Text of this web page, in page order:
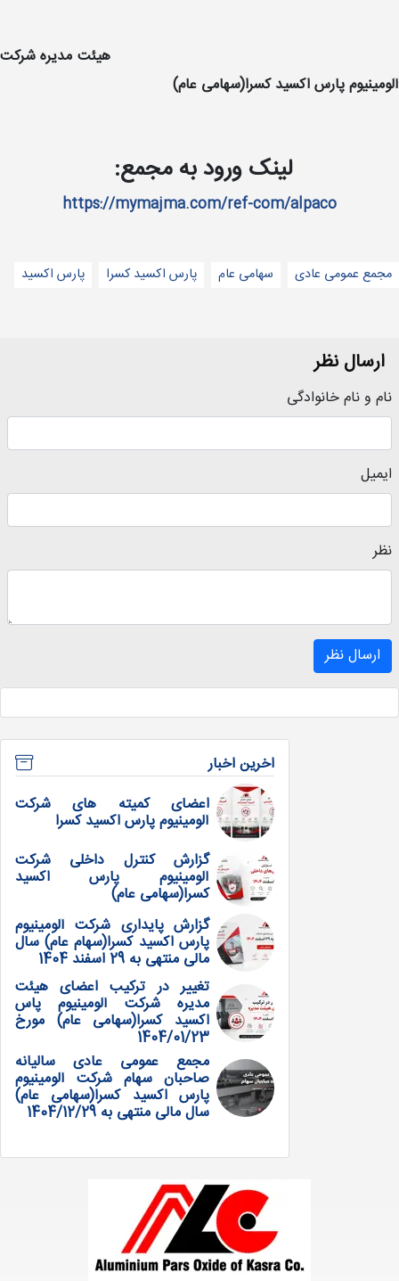
هیئت مدیره شرکت
آلومینیوم پارس اکسید کسرا(سهامی عام)
لینک ورود به مجمع:
https://mymajma.com/ref-com/alpaco
مجمع عمومی عادی سهامی عام پارس اکسید کسرا پارس اکسید
ارسال نظر
نام و نام خانوادگی
ایمیل
نظر
ارسال نظر
اخرین اخبار
اعضای کمیته های شرکت
آلومینیوم پارس اکسید کسرا
گزارش کنترل داخلی شرکت
آلومینیوم پارس اکسید
کسرا(سهامی عام)
گزارش پایداری شرکت آلومینیوم
پارس اکسید کسرا(سهام عام) سال
مالی منتهی به 29 اسفند 1404
تغییر در ترکیب اعضای هیئت
مدیره شرکت آلومینیوم پاس
اکسید کسرا(سهامی عام) مورخ
1404/01/23
مجمع عمومی عادی سالیانه
صاحبان سهام شرکت آلومینیوم
پارس اکسید کسرا(سهامی عام)
سال مالی منتهی به 1404/12/29